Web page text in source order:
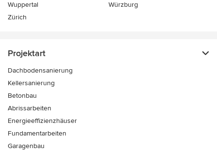
Wuppertal
Würzburg
Zürich
Projektart
Dachbodensanierung
Kellersanierung
Betonbau
Abrissarbeiten
Energieeffizienzhäuser
Fundamentarbeiten
Garagenbau